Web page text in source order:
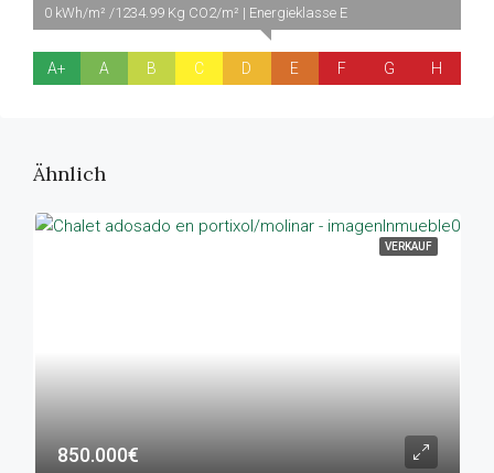
A+ A B C D
0 kWh/m² /1234.99 Kg CO2/m² | Energieklasse E
E F G H
Ähnlich
VERKAUF
850.000€